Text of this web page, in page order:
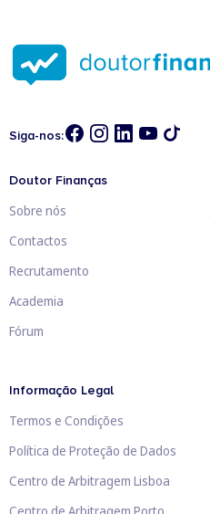
Siga-nos:
Doutor Finanças
Sobre nós
Contactos
Recrutamento
Academia
Fórum
Informação Legal
Termos e Condições
Política de Proteção de Dados
Centro de Arbitragem Lisboa